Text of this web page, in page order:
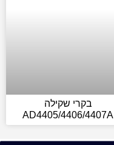
בקרי שקילה
AD4405/4406/4407A